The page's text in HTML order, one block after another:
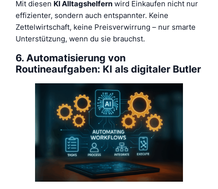
Mit diesen KI Alltagshelfern wird Einkaufen nicht nur
effizienter, sondern auch entspannter. Keine
Zettelwirtschaft, keine Preisverwirrung – nur smarte
Unterstützung, wenn du sie brauchst.
6. Automatisierung von
Routineaufgaben: KI als digitaler Butler